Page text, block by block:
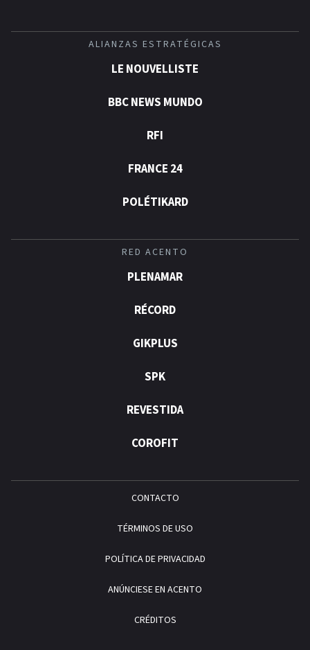
ALIANZAS ESTRATÉGICAS
LE NOUVELLISTE
BBC NEWS MUNDO
RFI
FRANCE 24
POLÉTIKARD
RED ACENTO
PLENAMAR
RÉCORD
GIKPLUS
SPK
REVESTIDA
COROFIT
CONTACTO
TÉRMINOS DE USO
POLÍTICA DE PRIVACIDAD
ANÚNCIESE EN ACENTO
CRÉDITOS